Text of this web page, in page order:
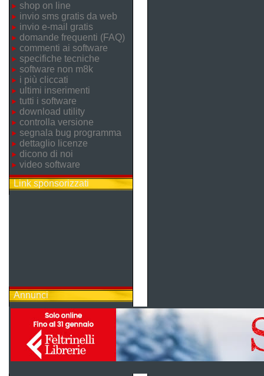
shop on line
invio sms gratis da web
invio e-mail gratis
domande frequenti (FAQ)
commenti ai software
specifiche tecniche
software non m8k
i più cliccati
ultimi inserimenti
tutti i software
download utility
controlla versione
segnala bug programma
dettaglio licenze
dicono di noi
video software
Link sponsorizzati
Annunci